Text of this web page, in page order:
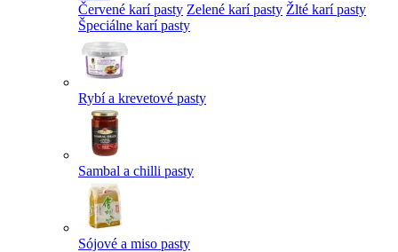
Červené karí pasty Zelené karí pasty Žlté karí pasty
Špeciálne karí pasty
Rybí a krevetové pasty
Sambal a chilli pasty
Sójové a miso pasty